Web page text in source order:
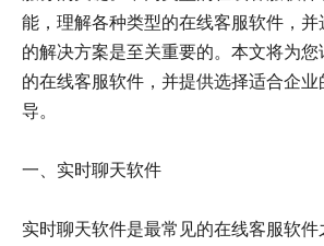
能，理解各种类型的在线客服软件，
的解决方案是至关重要的。本文将为
的在线客服软件，并提供选择适合企
导。
一、实时聊天软件
实时聊天软件是最常见的在线客服软